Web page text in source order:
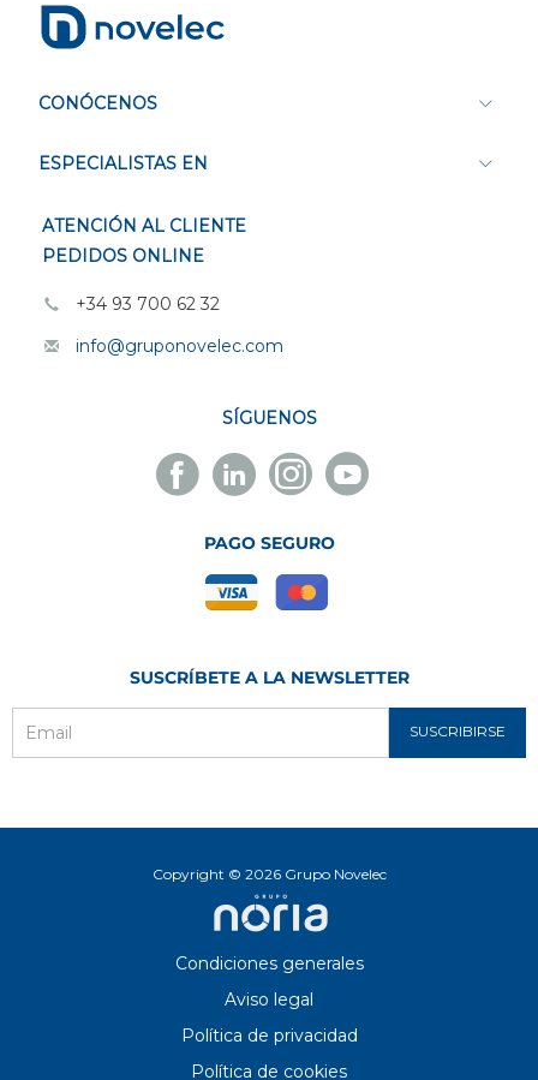
CONÓCENOS
ESPECIALISTAS EN
ATENCIÓN AL CLIENTE
PEDIDOS ONLINE
+34 93 700 62 32
info@gruponovelec.com
SÍGUENOS
Facebook
Novelec
Linkedin
Novelec
Instagram
Novelec
Youtube
Novelec
PAGO SEGURO
SUSCRÍBETE A LA NEWSLETTER
SUSCRIBIRSE
Copyright © 2026 Grupo Novelec
Condiciones generales
Aviso legal
Política de privacidad
Política de cookies